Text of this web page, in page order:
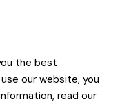
the best
our website, you
read our